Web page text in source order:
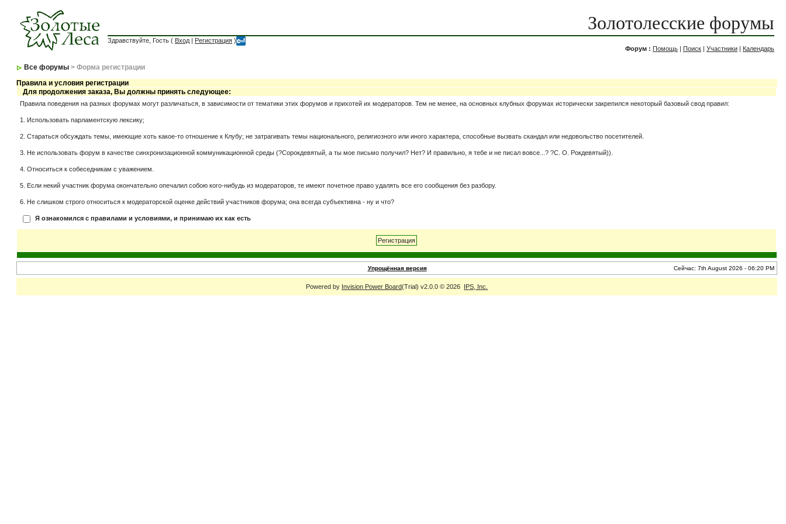
Золотолесские форумы
Здравствуйте, Гость ( Вход | Регистрация )
Форум : Помощь | Поиск | Участники | Календарь
Все форумы > Форма регистрации
Правила и условия регистрации
Для продолжения заказа, Вы должны принять следующее:
Правила поведения на разных форумах могут различаться, в зависимости от тематики этих форумов и прихотей их модераторов. Тем не менее, на основных клубных форумах исторически закрепился некоторый базовый свод правил:
1. Использовать парламентскую лексику;
2. Стараться обсуждать темы, имеющие хоть какое-то отношение к Клубу; не затрагивать темы национального, религиозного или иного характера, способные вызвать скандал или недовольство посетителей.
3. Не использовать форум в качестве синхронизационной коммуникационной среды (?Сорокдевятый, а ты мое письмо получил? Нет? И правильно, я тебе и не писал вовсе...? ?С. О. Рокдевятый)).
4. Относиться к собеседникам с уважением.
5. Если некий участник форума окончательно опечалил собою кого-нибудь из модераторов, те имеют почетное право удалять все его сообщения без разбору.
6. Не слишком строго относиться к модераторской оценке действий участников форума; она всегда субъективна - ну и что?
Я ознакомился с правилами и условиями, и принимаю их как есть
Упрощённая версия Сейчас: 7th August 2026 - 06:20 PM
Powered by Invision Power Board(Trial) v2.0.0 © 2026 IPS, Inc.